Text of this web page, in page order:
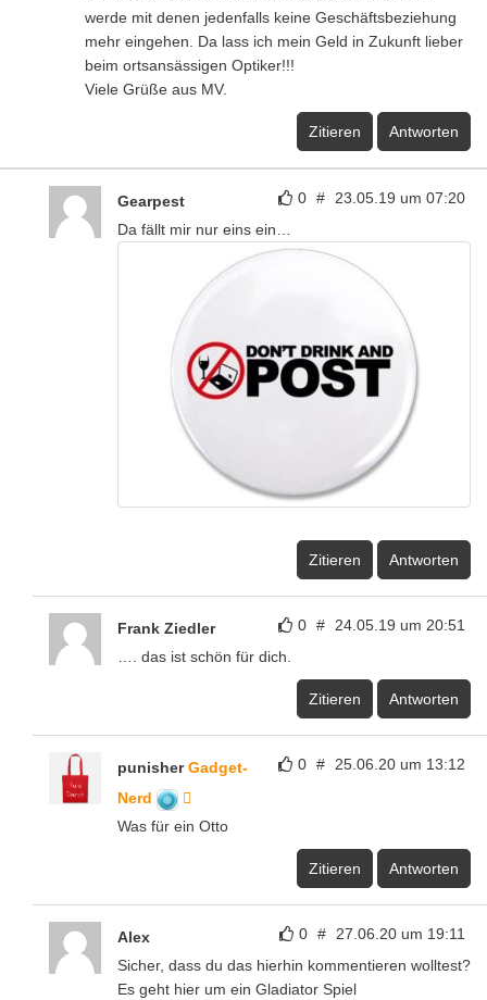
werde mit denen jedenfalls keine Geschäftsbeziehung
mehr eingehen. Da lass ich mein Geld in Zukunft lieber
beim ortsansässigen Optiker!!!
Viele Grüße aus MV.
Zitieren Antworten
0 # 23.05.19 um 07:20
Gearpest
Da fällt mir nur eins ein…
Zitieren Antworten
0 # 24.05.19 um 20:51
Frank Ziedler
…. das ist schön für dich.
Zitieren Antworten
0 # 25.06.20 um 13:12
punisherGadget-
Nerd
Was für ein Otto
Zitieren Antworten
0 # 27.06.20 um 19:11
Alex
Sicher, dass du das hierhin kommentieren wolltest?
Es geht hier um ein Gladiator Spiel